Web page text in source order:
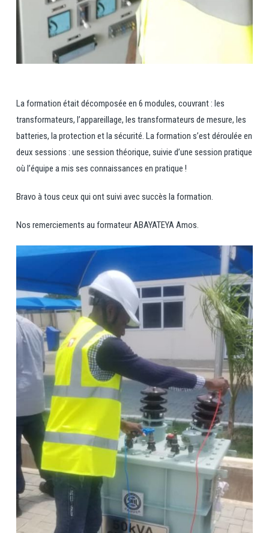
La formation était décomposée en 6 modules, couvrant : les
transformateurs, l’appareillage, les transformateurs de mesure, les
batteries, la protection et la sécurité. La formation s’est déroulée en
deux sessions : une session théorique, suivie d’une session pratique
où l’équipe a mis ses connaissances en pratique !
Bravo à tous ceux qui ont suivi avec succès la formation.
Nos remerciements au formateur ABAYATEYA Amos.